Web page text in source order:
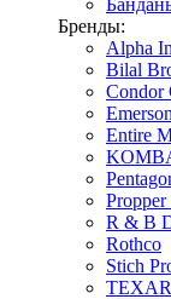
Бренды:
Alpha
Bilal
Condor
Entire
Propper
R & B
Rothco
Stich
TEXAR